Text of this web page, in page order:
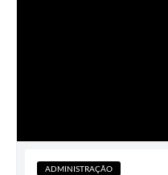
ADMINISTRAÇÃO